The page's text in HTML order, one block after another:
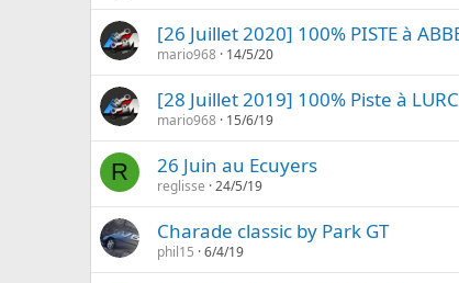
[26 Juillet 2020] 100% PISTE à
mario968 14/5/20
[28 Juillet 2019] 100% Piste à
mario968 15/6/19
R 26 Juin au Ecuyers
reglisse 24/5/19
Charade classic by Park GT
phil15 6/4/19